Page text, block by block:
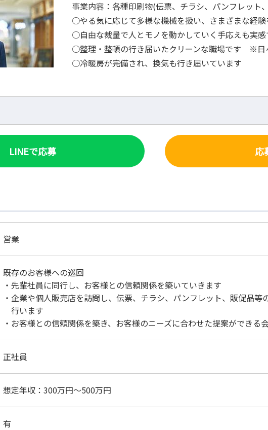
事業内容：各種印刷物(伝票、チラシ、パンフレット
○やる気に応じて多様な機械を扱い、さまざまな経験
○自由な裁量で人とモノを動かしていく手応えも実感
○整理・整頓の行き届いたクリーンな職場です ※日
○冷暖房が完備され、換気も行き届いています
LINEで応募 応
営業
既存のお客様への巡回
・先輩社員に同行し、お客様との信頼関係を築いていきます
・企業や個人販売店を訪問し、伝票、チラシ、パンフレット、販促品等
行います
・お客様との信頼関係を築き、お客様のニーズに合わせた提案ができる
正社員
想定年収：300万円～500万円
有